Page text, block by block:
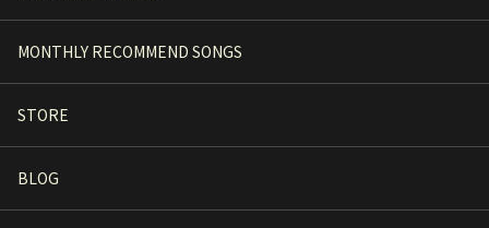
MONTHLY RECOMMEND SONGS
STORE
BLOG